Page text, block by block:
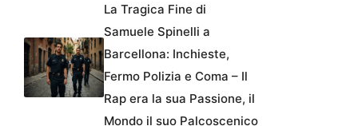
La Tragica Fine di
Samuele Spinelli a
Barcellona: Inchieste,
Fermo Polizia e Coma – Il
Rap era la sua Passione, il
Mondo il suo Palcoscenico